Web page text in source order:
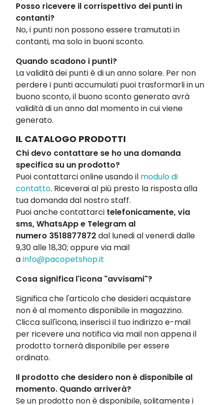
Posso ricevere il corrispettivo dei punti in
contanti?
No, i punti non possono essere tramutati in
contanti, ma solo in buoni sconto.
Quando scadono i punti?
La validità dei punti è di un anno solare. Per non
perdere i punti accumulati puoi trasformarli in un
buono sconto, il buono sconto generato avrà
validità di un anno dal momento in cui viene
generato.
IL CATALOGO PRODOTTI
Chi devo contattare se ho una domanda
specifica su un prodotto?
Puoi contattarci online usando il modulo di
contatto. Riceverai al più presto la risposta alla
tua domanda dal nostro staff.
Puoi anche contattarci telefonicamente,via
sms, WhatsApp e Telegram al
numero 3518877872 dal lunedi al venerdi dalle
9,30 alle 18,30; oppure via mail
ainfo@pacopetshop.it
Cosa significa l'icona "avvisami"?
Significa che l'articolo che desideri acquistare
non è al momento disponibile in magazzino.
Clicca sull'icona, inserisci il tuo indirizzo e-mail
per ricevere una notifica via mail non appena il
prodotto tornerà disponibile per essere
ordinato.
Il prodotto che desidero non è disponibile al
momento. Quando arriverà?
Se un prodotto non è disponibile, solitamente i